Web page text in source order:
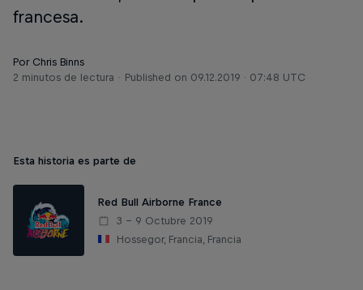
francesa.
Por Chris Binns
2 minutos de lectura
Published on 09.12.2019 · 07:48 UTC
Esta historia es parte de
Red Bull Airborne France
3 – 9 Octubre 2019
Hossegor, Francia, Francia